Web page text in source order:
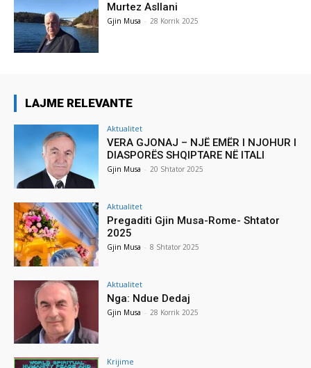
Murtez Asllani
Gjin Musa - 28 Korrik 2025
LAJME RELEVANTE
Aktualitet
VERA GJONAJ – NJË EMËR I NJOHUR I
DIASPORËS SHQIPTARE NË ITALI
Gjin Musa - 20 Shtator 2025
Aktualitet
Pregaditi Gjin Musa-Rome- Shtator
2025
Gjin Musa - 8 Shtator 2025
Aktualitet
Nga: Ndue Dedaj
Gjin Musa - 28 Korrik 2025
Krijime